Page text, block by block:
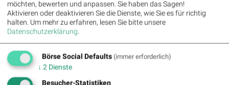
Grundinvestment
17:20
Mayr-Melnhof und Palfinger vs. RHI und Andritz – kommentierter
KW 3...
17:10
Swiss Re und Generali Assicuraz. vs. Zurich Insurance und
Münchener...
17:00
Tele Columbus und Deutsche Telekom vs. BT Group und
Telekom Austria...
möchten, bewerten und anpassen. Sie haben das Sagen!
Aktivieren oder deaktivieren Sie die Dienste, wie Sie es für richtig
halten. Um mehr zu erfahren, lesen Sie bitte unsere
Datenschutzerklärung.
Börse Social Defaults (immer erforderlich)
↓ 2 Dienste
Besucher-Statistiken